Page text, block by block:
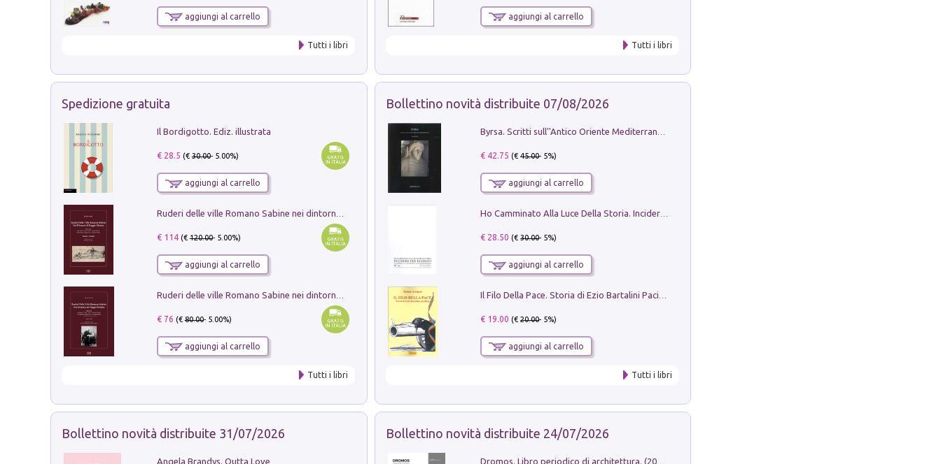
aggiungi al carrello
Tutti i libri
aggiungi al carrello
Tutti i libri
Spedizione gratuita
Il Bordigotto. Ediz. illustrata
€ 28.5 (€30.00- 5.00%)
aggiungi al carrello
€ 114(€120.00- 5.00%)
aggiungi al carrello
€ 76 (€80.00- 5.00%)
aggiungi al carrello
Tutti i libri
Bollettino novità distribuite 07/08/2026
€ 42.75 (€45.00- 5%)
aggiungi al carrello
€ 28.50 (€30.00- 5%)
aggiungi al carrello
€ 19.00 (€20.00- 5%)
aggiungi al carrello
Tutti i libri
Bollettino novità distribuite 31/07/2026
Angela Brandys. Outta Love
Bollettino novità distribuite 24/07/2026